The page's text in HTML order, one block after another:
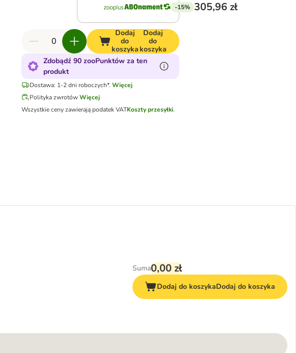
-15% 305,96 zł
Dodaj
do
koszyka
Dodaj
do
koszyka
Zdobądź 90 zooPunktów za ten
produkt
Dostawa: 1-2 dni roboczych*. Więcej
Polityka zwrotów Więcej
Wszystkie ceny zawierają podatek VATKoszty przesyłki.
Suma0,00 zł
Dodaj do koszykaDodaj do koszyka